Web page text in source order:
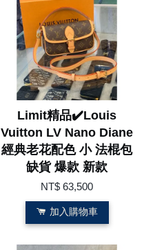
Limit精品✔️Louis
Vuitton LV Nano Diane
經典老花配色 小 法棍包
缺貨 爆款 新款
NT$ 63,500
加入購物車